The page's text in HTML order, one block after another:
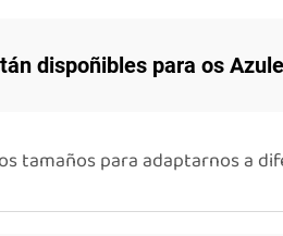
dispoñibles para os
tamaños para adaptarnos a